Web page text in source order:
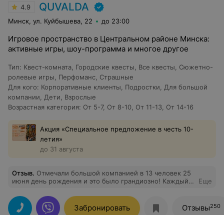
4.9 QUVALDA
Минск, ул. Куйбышева, 22 до 23:00
Игровое пространство в Центральном районе Минска:
активные игры, шоу-программа и многое другое
Тип: Квест-комната Городские квесты Все квесты
Сюжетно-
ролевые игры
Перфоманс Страшные
Для кого: Корпоративные клиенты Подростки
Для большой
компании
Дети
Взрослые
Возрастная категория: От 5-7, От 8-10 От 11-13 От 14-16
Акция «Специальное предложение в честь 10-
летия»
до 31 августа
Отзыв. Отмечали большой компанией в 13 человек 25
июня день рождения и это было грандиозно! Каждый
очень увлекательно Отдельное спасибо нашему
администратору Диме - он стал тем самым звеном,
которое объединило пространство, людей и
Еще
Забронировать Отзывы250